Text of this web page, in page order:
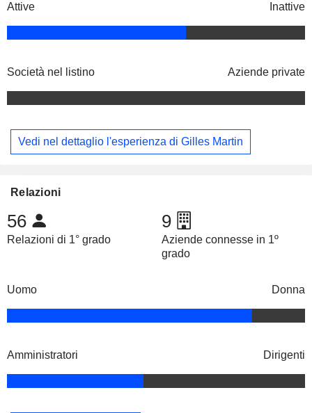
Attive Inattive
Società nel listino Aziende private
Vedi nel dettaglio l'esperienza di Gilles Martin
Relazioni
56
Relazioni di 1° grado
9
Aziende connesse in 1º
grado
Uomo Donna
Amministratori Dirigenti